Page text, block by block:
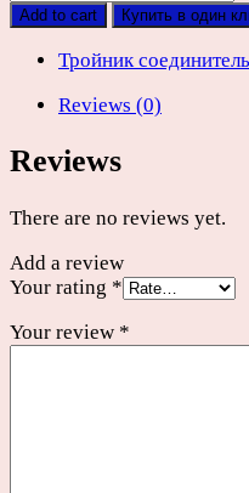
соединительный
D63х63х63мм
Add to cart Купить в один
Тройник
Reviews (0)
Reviews
There are no reviews yet.
Add a review
Your rating *
Your review *